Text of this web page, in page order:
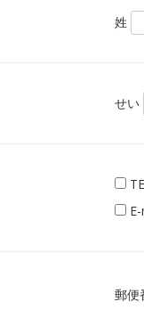
姓
せい
郵便